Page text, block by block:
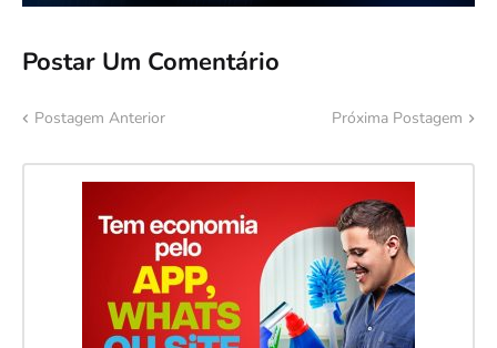
Postar Um Comentário
Postagem Anterior Próxima Postagem